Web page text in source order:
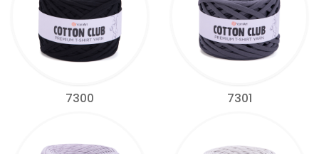
7300 7301